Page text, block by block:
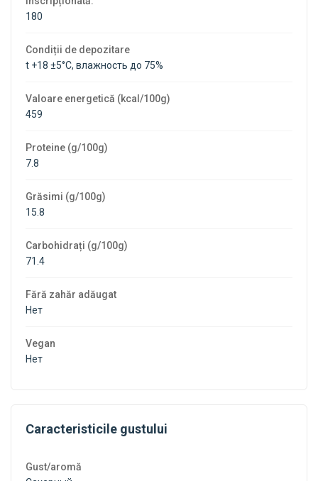
180
Condiții de depozitare
t +18 ±5°C, влажность до 75%
Valoare energetică (kcal/100g)
459
Proteine ​​(g/100g)
7.8
Grăsimi (g/100g)
15.8
Carbohidrați (g/100g)
71.4
Fără zahăr adăugat
Нет
Vegan
Нет
Caracteristicile gustului
Gust/aromă